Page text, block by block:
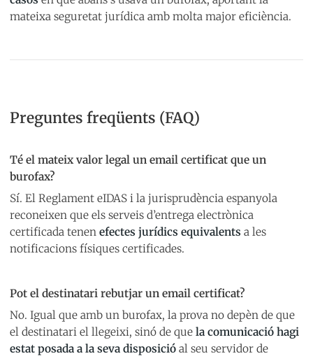
mateixa seguretat jurídica amb molta major eficiència.
Preguntes freqüents (FAQ)
Té el mateix valor legal un email certificat que un
burofax?
Sí. El Reglament eIDAS i la jurisprudència espanyola
reconeixen que els serveis d’entrega electrònica
certificada tenen efectes jurídics equivalents a les
notificacions físiques certificades.
Pot el destinatari rebutjar un email certificat?
No. Igual que amb un burofax, la prova no depèn de que
el destinatari el llegeixi, sinó de que la comunicació hagi
estat posada a la seva disposició al seu servidor de